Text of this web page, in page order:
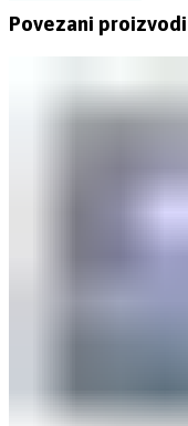
Povezani proizvodi